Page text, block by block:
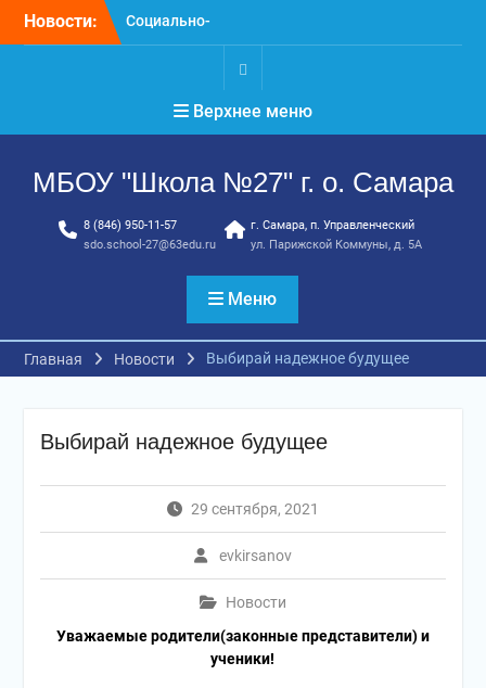
Новости:
Социально-
психологическое
профилактика, забота и
опора для вашей семьи
«Уроки географии»
Верхнее меню
МБОУ "Школа №27" г. о. Самара
8 (846) 950-11-57
sdo.school-27@63edu.ru
г. Самара, п. Управленческий
ул. Парижской Коммуны, д. 5А
Меню
Главная Новости Выбирай надежное будущее
Выбирай надежное будущее
29 сентября, 2021
evkirsanov
Новости
Уважаемые родители(законные представители) и
ученики!